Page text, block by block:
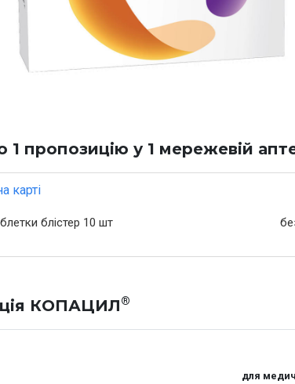
1 пропозицію у 1 мережевій
карті
блістер 10 шт
КОПАЦИЛ®
для